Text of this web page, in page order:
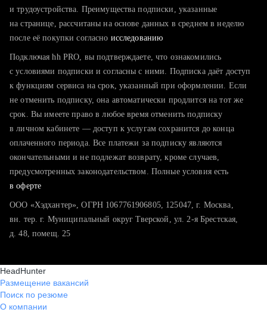
тратите много времени на поиск и вручную поднимаете
хотите сравнить себя с конкурентами и оценить шансы
и трудоустройства. Преимущества подписки, указанные
на странице, рассчитаны на основе данных в среднем в неделю
после её покупки согласно исследованию
Подключая hh PRO, вы подтверждаете, что ознакомились
с условиями подписки и согласны с ними. Подписка даёт доступ
к функциям сервиса на срок, указанный при оформлении. Если
не отменить подписку, она автоматически продлится на тот же
срок. Вы имеете право в любое время отменить подписку
в личном кабинете — доступ к услугам сохранится до конца
оплаченного периода. Все платежи за подписку являются
окончательными и не подлежат возврату, кроме случаев,
предусмотренных законодательством. Полные условия есть
в оферте
ООО «Хэдхантер», ОГРН 1067761906805, 125047, г. Москва,
вн. тер. г. Муниципальный округ Тверской, ул. 2-я Брестская,
д. 48, помещ. 25
HeadHunter
Размещение вакансий
Поиск по резюме
О компании